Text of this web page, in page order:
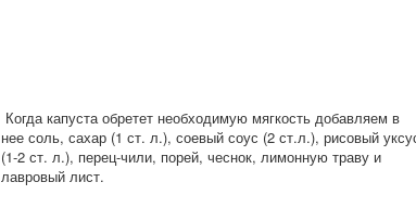
Когда капуста обретет необходимую мягкость добавляем в
нее соль, сахар (1 ст. л.), соевый соус (2 ст.л.), рисовый
(1-2 ст. л.), перец-чили, порей, чеснок, лимонную траву и
лавровый лист.